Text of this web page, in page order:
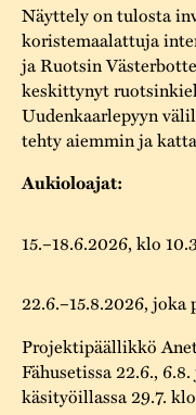
Näyttely on tulosta
koristemaalattuja
ja Ruotsin
keskittynyt
Uudenkaarlepyyn
tehty aiemmin ja
Aukioloajat:
15.–18.6.2026, klo
22.6.–15.8.2026, joka
Projektipäällikkö
Fähusetissa 22.6.,
käsityöillassa 29.7. klo